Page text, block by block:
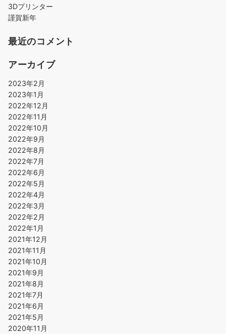
3Dプリンター
謹賀新年
最近のコメント
アーカイブ
2023年2月
2023年1月
2022年12月
2022年11月
2022年10月
2022年9月
2022年8月
2022年7月
2022年6月
2022年5月
2022年4月
2022年3月
2022年2月
2022年1月
2021年12月
2021年11月
2021年10月
2021年9月
2021年8月
2021年7月
2021年6月
2021年5月
2020年11月